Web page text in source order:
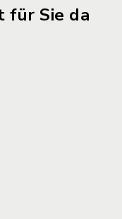
für Sie da